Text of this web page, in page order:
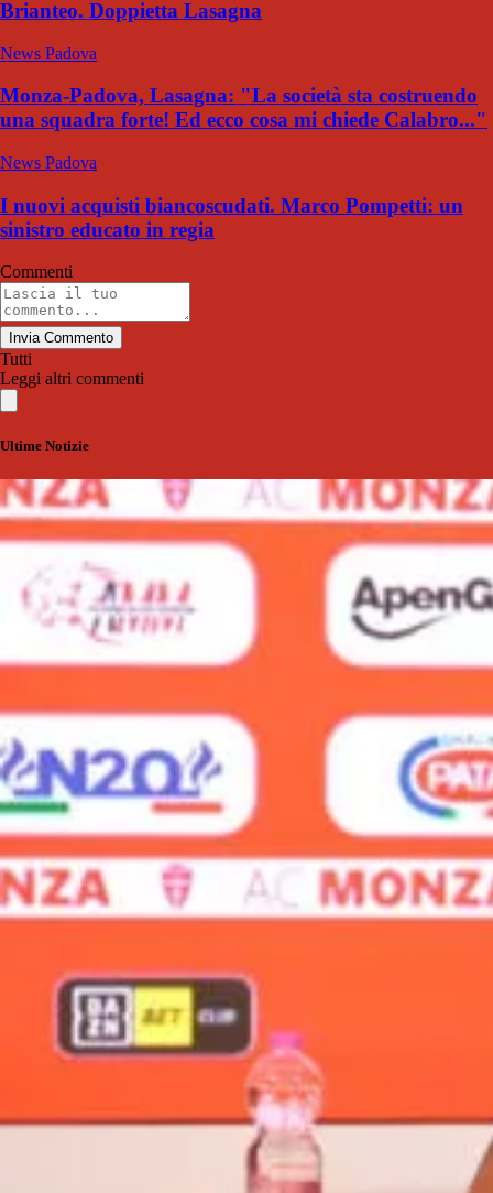
Brianteo. Doppietta Lasagna
News Padova
Monza-Padova, Lasagna: "La società sta costruendo
una squadra forte! Ed ecco cosa mi chiede Calabro..."
News Padova
I nuovi acquisti biancoscudati. Marco Pompetti: un
sinistro educato in regia
Commenti
Invia Commento
Tutti
Leggi altri commenti
Ultime Notizie